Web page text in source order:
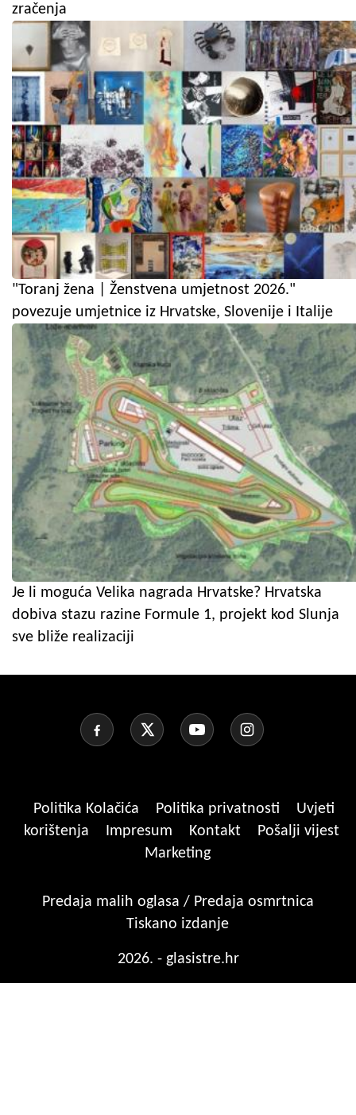
zračenja
"Toranj žena | Ženstvena umjetnost 2026."
povezuje umjetnice iz Hrvatske, Slovenije i Italije
Je li moguća Velika nagrada Hrvatske? Hrvatska
dobiva stazu razine Formule 1, projekt kod Slunja
sve bliže realizaciji
Politika Kolačića Politika privatnosti
Uvjeti
korištenja
Impresum Kontakt
Pošalji vijest
Marketing
Predaja malih oglasa / Predaja osmrtnica
Tiskano izdanje
2026. - glasistre.hr